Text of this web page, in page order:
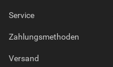
Service
Zahlungsmethoden
Versand